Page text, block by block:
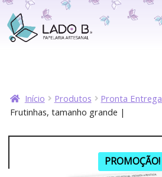
Pular
para
navegação
Pular
para
o
Início Produtos Pronta Entrega
Frutinhas, tamanho grande |
PROMOÇÃO!